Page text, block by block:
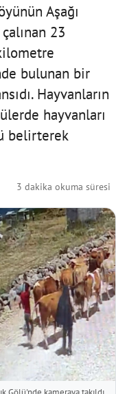
Aşağı
23
bulunan bir
Hayvanların
hayvanları
belirterek
3 dakika okuma süresi